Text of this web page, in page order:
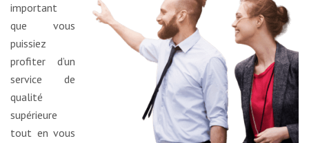
important
que vous
puissiez
profiter d’un
service de
qualité
supérieure
tout en vous